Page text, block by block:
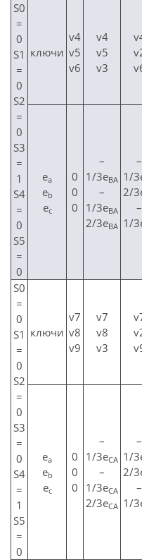
S0
=
0
S1
=
0
S2
=
0
S3
=
1
S4
=
0
S5
=
0
ключи
v4
v5
v6
v4
v5
v3
еа
еb
еc
0
0
0
–
1/3eBA
–
1/3eBA
2/3eBA
–
1/
2/
–
1/
S0
=
0
S1
=
0
S2
=
0
S3
=
0
S4
=
1
S5
=
0
ключи
v7
v8
v9
v7
v8
v3
еа
еb
еc
0
0
0
–
1/3eCA
–
1/3eCA
2/3eCA
–
1/
2/
–
1/